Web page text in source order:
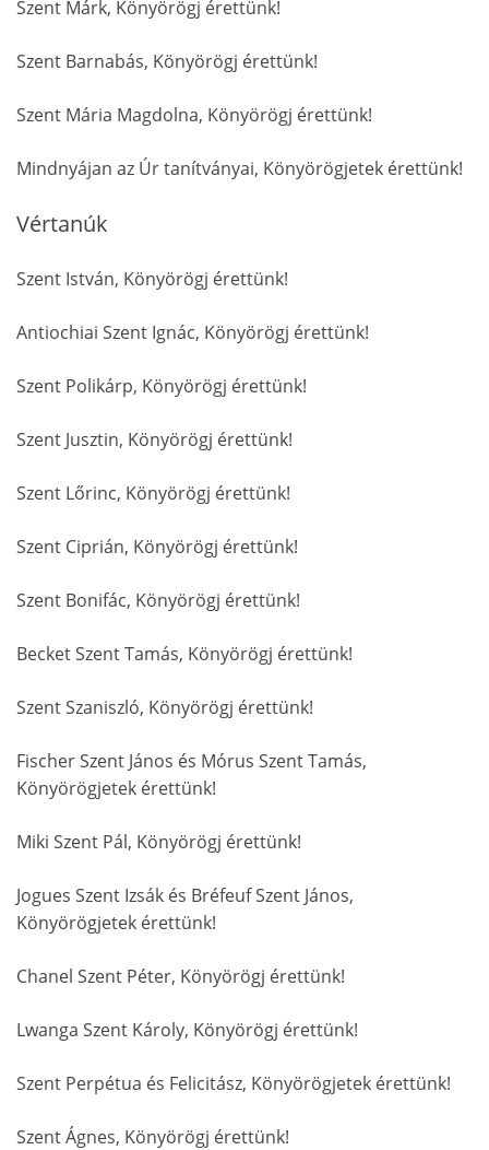
Szent Márk, Könyörögj érettünk!
Szent Barnabás, Könyörögj érettünk!
Szent Mária Magdolna, Könyörögj érettünk!
Mindnyájan az Úr tanítványai, Könyörögjetek érettünk!
Vértanúk
Szent István, Könyörögj érettünk!
Antiochiai Szent Ignác, Könyörögj érettünk!
Szent Polikárp, Könyörögj érettünk!
Szent Jusztin, Könyörögj érettünk!
Szent Lőrinc, Könyörögj érettünk!
Szent Ciprián, Könyörögj érettünk!
Szent Bonifác, Könyörögj érettünk!
Becket Szent Tamás, Könyörögj érettünk!
Szent Szaniszló, Könyörögj érettünk!
Fischer Szent János és Mórus Szent Tamás,
Könyörögjetek érettünk!
Miki Szent Pál, Könyörögj érettünk!
Jogues Szent Izsák és Bréfeuf Szent János,
Könyörögjetek érettünk!
Chanel Szent Péter, Könyörögj érettünk!
Lwanga Szent Károly, Könyörögj érettünk!
Szent Perpétua és Felicitász, Könyörögjetek érettünk!
Szent Ágnes, Könyörögj érettünk!